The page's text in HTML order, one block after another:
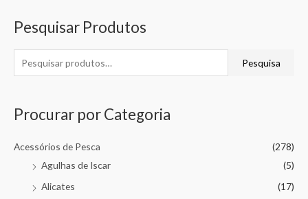
Pesquisar Produtos
Pesquisa
Procurar por Categoria
Acessórios de Pesca
(278)
Agulhas de Iscar
(5)
Alicates
(17)